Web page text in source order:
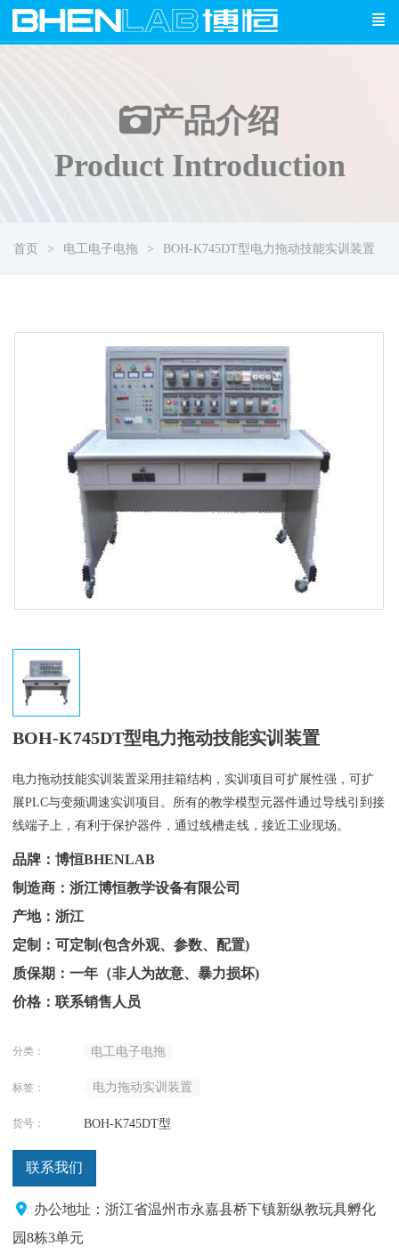
产品介绍
Product Introduction
首页 电工电子电拖 BOH-K745DT型电力拖动技能实训装置
BOH-K745DT型电力拖动技能实训装置
电力拖动技能实训装置采用挂箱结构，实训项目可扩展性强，可扩
展PLC与变频调速实训项目。所有的教学模型元器件通过导线引到接
线端子上，有利于保护器件，通过线槽走线，接近工业现场。
品牌：博恒BHENLAB
制造商：浙江博恒教学设备有限公司
产地：浙江
定制：可定制(包含外观、参数、配置)
质保期：一年（非人为故意、暴力损坏)
价格：联系销售人员
分类： 电工电子电拖
标签： 电力拖动实训装置
货号： BOH-K745DT型
联系我们
办公地址：浙江省温州市永嘉县桥下镇新纵教玩具孵化
园8栋3单元